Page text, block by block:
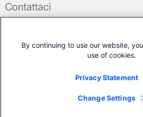
Contattaci
(Occorre un
contratto di servizio Cisco
Network Convergence System 5700
By continuing to use our website,
use of cookies.
Privacy Statement
Change Settings